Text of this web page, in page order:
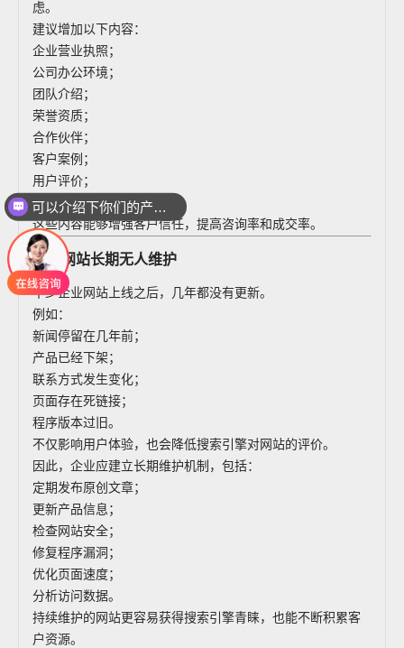
虑。
建议增加以下内容：
企业营业执照；
公司办公环境；
团队介绍；
荣誉资质；
合作伙伴；
客户案例；
用户评价；
服务流程。
这些内容能够增强客户信任，提高咨询率和成交率。
十、网站长期无人维护
不少企业网站上线之后，几年都没有更新。
例如：
新闻停留在几年前；
产品已经下架；
联系方式发生变化；
页面存在死链接；
程序版本过旧。
不仅影响用户体验，也会降低搜索引擎对网站的评价。
因此，企业应建立长期维护机制，包括：
定期发布原创文章；
更新产品信息；
检查网站安全；
修复程序漏洞；
优化页面速度；
分析访问数据。
持续维护的网站更容易获得搜索引擎青睐，也能不断积累客
户资源。
你们是怎么收费的呢